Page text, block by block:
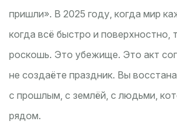
пришли». В 2025 году, когда мир
когда всё быстро и поверхностно,
роскошь. Это убежище. Это акт
не создаёте праздник. Вы
с прошлым, с землёй, с людьми,
рядом.